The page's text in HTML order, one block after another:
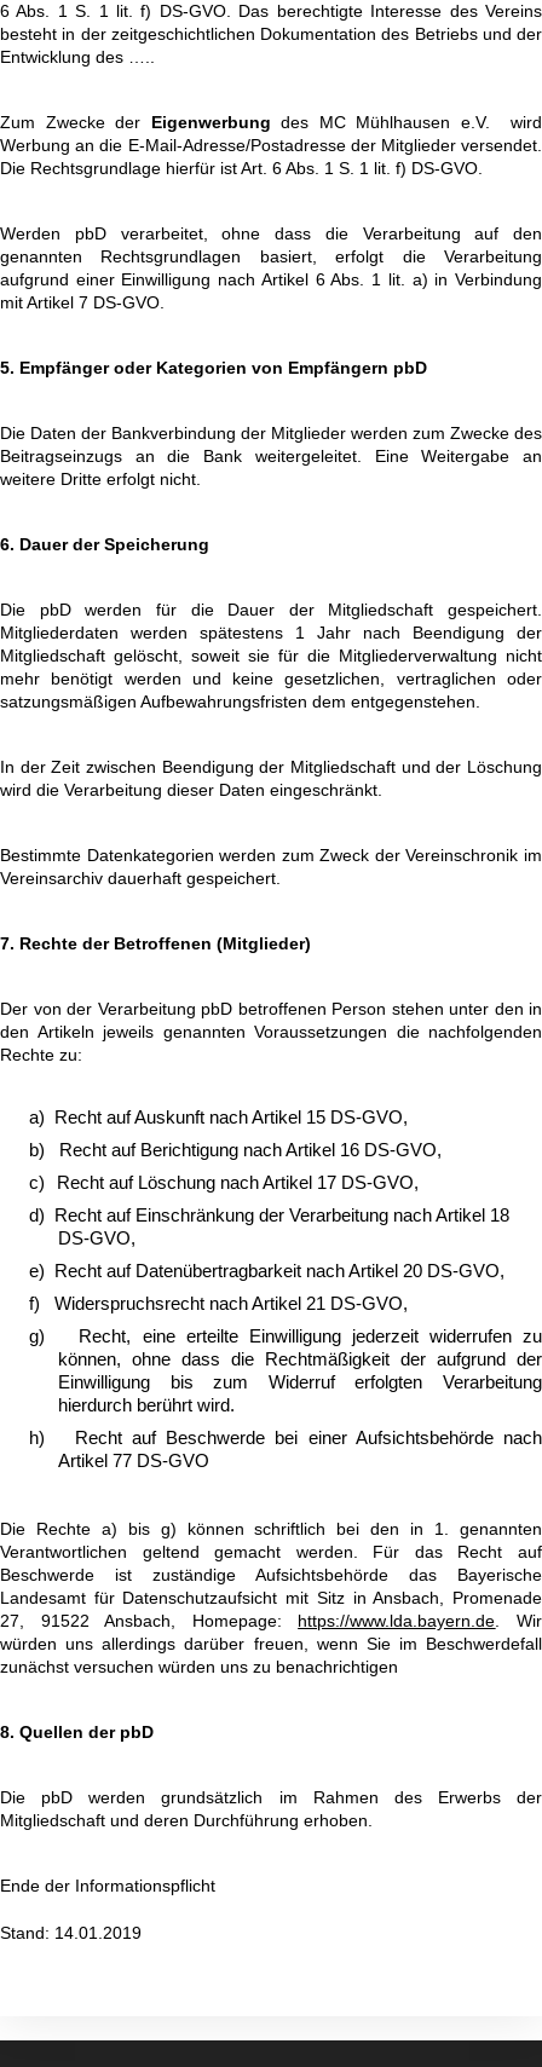
6 Abs. 1 S. 1 lit. f) DS-GVO. Das berechtigte Interesse des Vereins
besteht in der zeitgeschichtlichen Dokumentation des Betriebs und der
Entwicklung des …..
Zum Zwecke der Eigenwerbung des MC Mühlhausen e.V. wird
Werbung an die E-Mail-Adresse/Postadresse der Mitglieder versendet.
Die Rechtsgrundlage hierfür ist Art. 6 Abs. 1 S. 1 lit. f) DS-GVO.
Werden pbD verarbeitet, ohne dass die Verarbeitung auf den
genannten Rechtsgrundlagen basiert, erfolgt die Verarbeitung
aufgrund einer Einwilligung nach Artikel 6 Abs. 1 lit. a) in Verbindung
mit Artikel 7 DS-GVO.
5. Empfänger oder Kategorien von Empfängern pbD
Die Daten der Bankverbindung der Mitglieder werden zum Zwecke des
Beitragseinzugs an die Bank weitergeleitet. Eine Weitergabe an
weitere Dritte erfolgt nicht.
6. Dauer der Speicherung
Die pbD werden für die Dauer der Mitgliedschaft gespeichert.
Mitgliederdaten werden spätestens 1 Jahr nach Beendigung der
Mitgliedschaft gelöscht, soweit sie für die Mitgliederverwaltung nicht
mehr benötigt werden und keine gesetzlichen, vertraglichen oder
satzungsmäßigen Aufbewahrungsfristen dem entgegenstehen.
In der Zeit zwischen Beendigung der Mitgliedschaft und der Löschung
wird die Verarbeitung dieser Daten eingeschränkt.
Bestimmte Datenkategorien werden zum Zweck der Vereinschronik im
Vereinsarchiv dauerhaft gespeichert.
7. Rechte der Betroffenen (Mitglieder)
Der von der Verarbeitung pbD betroffenen Person stehen unter den in
den Artikeln jeweils genannten Voraussetzungen die nachfolgenden
Rechte zu:
a)
Recht auf Auskunft nach Artikel 15 DS-GVO,
b)
Recht auf Berichtigung nach Artikel 16 DS-GVO,
c)
Recht auf Löschung nach Artikel 17 DS-GVO,
d)
Recht auf Einschränkung der Verarbeitung nach Artikel 18
DS-GVO,
e)
Recht auf Datenübertragbarkeit nach Artikel 20 DS-GVO,
f)
Widerspruchsrecht nach Artikel 21 DS-GVO,
g)
Recht, eine erteilte Einwilligung jederzeit widerrufen zu
können, ohne dass die Rechtmäßigkeit der aufgrund der
Einwilligung bis zum Widerruf erfolgten Verarbeitung
hierdurch berührt wird.
h)
Recht auf Beschwerde bei einer Aufsichtsbehörde nach
Artikel 77 DS-GVO
Die Rechte a) bis g) können schriftlich bei den in 1. genannten
Verantwortlichen geltend gemacht werden. Für das Recht auf
Beschwerde ist zuständige Aufsichtsbehörde das Bayerische
Landesamt für Datenschutzaufsicht mit Sitz in Ansbach, Promenade
27, 91522 Ansbach, Homepage: https://www.lda.bayern.de . Wir
würden uns allerdings darüber freuen, wenn Sie im Beschwerdefall
zunächst versuchen würden uns zu benachrichtigen
8. Quellen der pbD
Die pbD werden grundsätzlich im Rahmen des Erwerbs der
Mitgliedschaft und deren Durchführung erhoben.
Ende der Informationspflicht
Stand: 14.01.2019